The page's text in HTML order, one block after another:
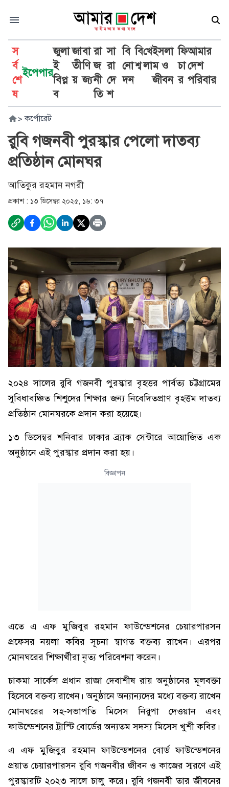
স
র্ব
শে
ষ
ইপেপার
জুলা
ই
বিপ্ল
ব
জা
তী
য়
বা
ণি
জ্য
রা
জ
নী
তি
সা
রা
দে
শ
বি
নো
দন
বি
শ্ব
খে
লা
ইসলা
ম ও
জীবন
ফি
চা
র
আমার
দেশ
পরিবার
> কর্পোরেট
রুবি গজনবী পুরস্কার পেলো দাতব্য
প্রতিষ্ঠান মোনঘর
আতিকুর রহমান নগরী
প্রকাশ : ১৩ ডিসেম্বর ২০২৫, ১৬: ৩৭
২০২৪ সালের রুবি গজনবী পুরস্কার বৃহত্তর পার্বত্য চট্টগ্রামের
সুবিধাবঞ্চিত শিশুদের শিক্ষার জন্য নিবেদিতপ্রাণ বৃহত্তম দাতব্য
প্রতিষ্ঠান মোনঘরকে প্রদান করা হয়েছে।
১৩ ডিসেম্বর শনিবার ঢাকার ব্র্যাক সেন্টারে আয়োজিত এক
অনুষ্ঠানে এই পুরস্কার প্রদান করা হয়।
বিজ্ঞাপন
এতে এ এফ মুজিবুর রহমান ফাউন্ডেশনের চেয়ারপারসন
প্রফেসর নয়লা কবির সূচনা স্বাগত বক্তব্য রাখেন। এরপর
মোনঘরের শিক্ষার্থীরা নৃত্য পরিবেশনা করেন।
চাকমা সার্কেল প্রধান রাজা দেবাশীষ রায় অনুষ্ঠানের মূলবক্তা
হিসেবে বক্তব্য রাখেন। অনুষ্ঠানে অন্যান্যদের মধ্যে বক্তব্য রাখেন
মোনঘরের সহ-সভাপতি মিসেস নিরুপা দেওয়ান এবং
ফাউন্ডেশনের ট্রাস্টি বোর্ডের অন্যতম সদস্য মিসেস খুশী কবির।
এ এফ মুজিবুর রহমান ফাউন্ডেশনের বোর্ড ফাউন্ডেশনের
প্রয়াত চেয়ারপারসন রুবি গজনবীর জীবন ও কাজের স্মরণে এই
পুরস্কারটি ২০২৩ সালে চালু করে। রুবি গজনবী তার জীবনের